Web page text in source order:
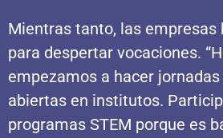
Mientras tanto, las empresas
para despertar vocaciones.
empezamos a hacer
abiertas en institutos.
programas STEM porque es